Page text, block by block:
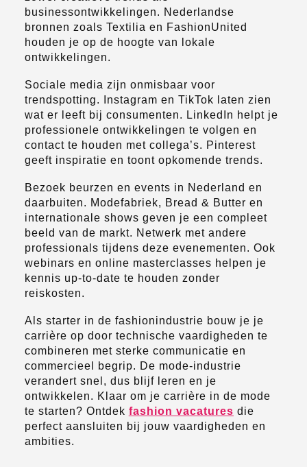
businessontwikkelingen. Nederlandse
bronnen zoals Textilia en FashionUnited
houden je op de hoogte van lokale
ontwikkelingen.
Sociale media zijn onmisbaar voor
trendspotting. Instagram en TikTok laten zien
wat er leeft bij consumenten. LinkedIn helpt je
professionele ontwikkelingen te volgen en
contact te houden met collega’s. Pinterest
geeft inspiratie en toont opkomende trends.
Bezoek beurzen en events in Nederland en
daarbuiten. Modefabriek, Bread & Butter en
internationale shows geven je een compleet
beeld van de markt. Netwerk met andere
professionals tijdens deze evenementen. Ook
webinars en online masterclasses helpen je
kennis up-to-date te houden zonder
reiskosten.
Als starter in de fashionindustrie bouw je je
carrière op door technische vaardigheden te
combineren met sterke communicatie en
commercieel begrip. De mode-industrie
verandert snel, dus blijf leren en je
ontwikkelen. Klaar om je carrière in de mode
te starten? Ontdek fashion vacatures die
perfect aansluiten bij jouw vaardigheden en
ambities.